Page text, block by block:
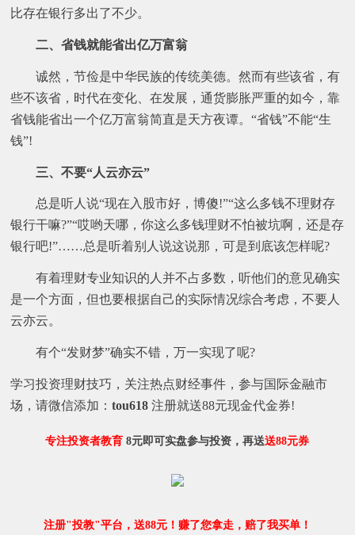
比存在银行多出了不少。
二、省钱就能省出亿万富翁
诚然，节俭是中华民族的传统美德。然而有些该省，有
些不该省，时代在变化、在发展，通货膨胀严重的如今，靠
省钱能省出一个亿万富翁简直是天方夜谭。“省钱”不能“生
钱”!
三、不要“人云亦云”
总是听人说“现在入股市好，博傻!”“这么多钱不理财存
银行干嘛?”“哎哟天哪，你这么多钱理财不怕被坑啊，还是存
银行吧!”……总是听着别人说这说那，可是到底该怎样呢?
有着理财专业知识的人并不占多数，听他们的意见确实
是一个方面，但也要根据自己的实际情况综合考虑，不要人
云亦云。
有个“发财梦”确实不错，万一实现了呢?
学习投资理财技巧，关注热点财经事件，参与国际金融市
场，请微信添加：tou618 注册就送88元现金代金券!
专注投资者教育 8元即可实盘参与投资，再送送88元券
注册"投教"平台，送88元！赚了您拿走，赔了我买单！